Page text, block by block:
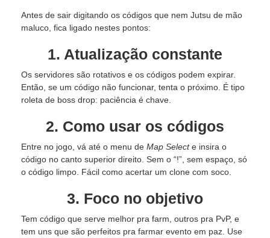
Antes de sair digitando os códigos que nem Jutsu de mão
maluco, fica ligado nestes pontos:
1. Atualização constante
Os servidores são rotativos e os códigos podem expirar.
Então, se um código não funcionar, tenta o próximo. É tipo
roleta de boss drop: paciência é chave.
2. Como usar os códigos
Entre no jogo, vá até o menu de Map Selecte insira o
código no canto superior direito. Sem o “!”, sem espaço, só
o código limpo. Fácil como acertar um clone com soco.
3. Foco no objetivo
Tem código que serve melhor pra farm, outros pra PvP, e
tem uns que são perfeitos pra farmar evento em paz. Use